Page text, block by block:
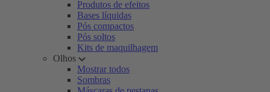
Produtos de efeitos
Bases líquidas
Pós compactos
Pós soltos
Kits de maquilhagem
Olhos
Mostrar todos
Sombras